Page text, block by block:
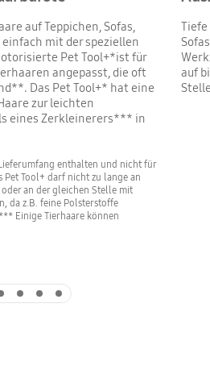
auf Teppichen, Sofas,
mit der speziellen
Pet Tool+*ist für
angepasst, die oft
Das Pet Tool+* hat eine
zur leichten
eines Zerkleinerers*** in
enthalten und nicht für
Tool+ darf nicht zu lange an
an der gleichen Stelle mit
da z.B. feine Polsterstoffe
Einige Tierhaare können
Tiefe
auf